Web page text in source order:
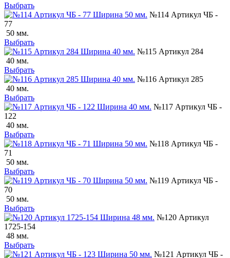
Выбрать
№114 Артикул ЧБ -
77
50 мм.
Выбрать
№115 Артикул 284
40 мм.
Выбрать
№116 Артикул 285
40 мм.
Выбрать
№117 Артикул ЧБ -
122
40 мм.
Выбрать
№118 Артикул ЧБ -
71
50 мм.
Выбрать
№119 Артикул ЧБ -
70
50 мм.
Выбрать
№120 Артикул
1725-154
48 мм.
Выбрать
№121 Артикул ЧБ -